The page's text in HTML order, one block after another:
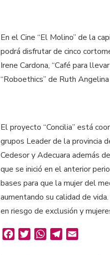
En el Cine “El Molino” de la
podrá disfrutar de cinco
Irene Cardona, “Café para
“Roboethics” de Ruth
El proyecto “Concilia” está
grupos Leader de la provincia
Cedesor y Adecuara además
que se inició en el anterior
bases para que la mujer del
aumentando su calidad de
en riesgo de exclusión y
FacebookTwitterWhatsAppTelegram